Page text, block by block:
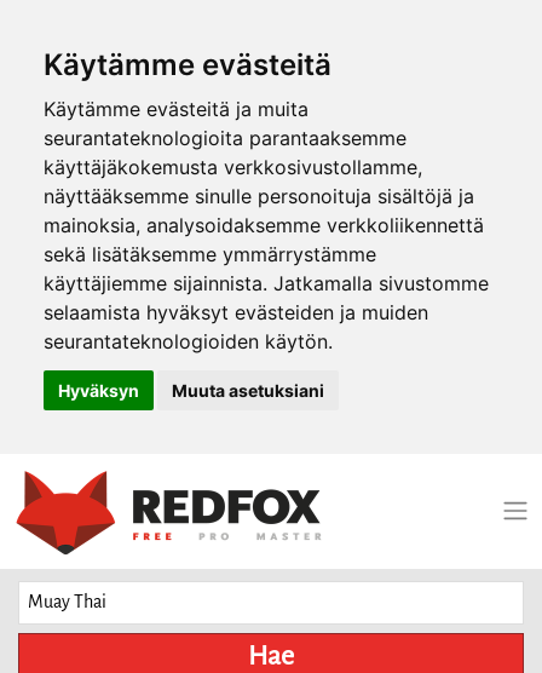
Käytämme evästeitä
Käytämme evästeitä ja muita
seurantateknologioita parantaaksemme
käyttäjäkokemusta verkkosivustollamme,
näyttääksemme sinulle personoituja sisältöjä ja
mainoksia, analysoidaksemme verkkoliikennettä
sekä lisätäksemme ymmärrystämme
käyttäjiemme sijainnista. Jatkamalla sivustomme
selaamista hyväksyt evästeiden ja muiden
seurantateknologioiden käytön.
Hyväksyn Muuta asetuksiani
Hae